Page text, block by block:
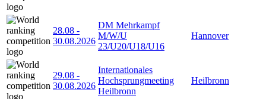
28.08 -
30.08.2026
DM Mehrkampf
M/W/U
23/U20/U18/U16
Hannover
29.08 -
30.08.2026
Internationales
Hochsprungmeeting
Heilbronn
Heilbronn